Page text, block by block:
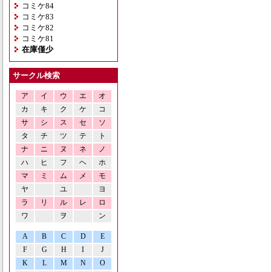
コミケ84
コミケ83
コミケ82
コミケ81
在庫僅少
サークル検索
ア イ ウ エ
オ
カ
キ ク ケ
コ
サ
シ ス セ
ソ
タ
チ ツ テ
ト
ナ
ニ ヌ ネ
ノ
ハ
ヒ フ ヘ
ホ
マ
ミ ム メ
モ
ヤ
ユ
ヨ
ラ
リ ル レ
ロ
ワ
ヲ ン
A B C D
E
F
G H I
J
K
L M N O